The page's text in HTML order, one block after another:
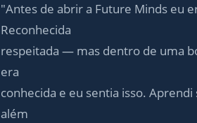
"Antes de abrir a Future Minds eu
Reconhecida
respeitada — mas dentro de uma
era
conhecida e eu sentia isso.
além